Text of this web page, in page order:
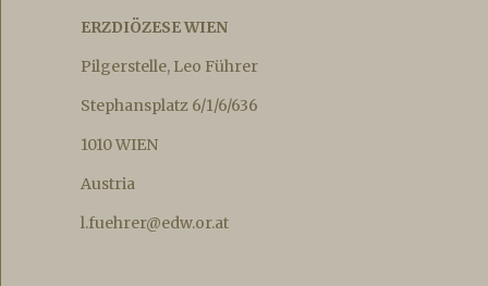
ERZDIÖZESE WIEN
Pilgerstelle, Leo Führer
Stephansplatz 6/1/6/636
1010 WIEN
Austria
l.fuehrer@edw.or.at